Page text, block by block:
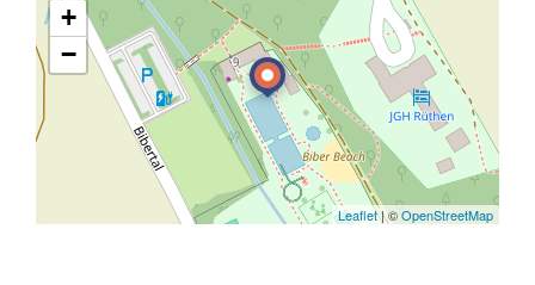
+
−
Leaflet| ©OpenStreetMap